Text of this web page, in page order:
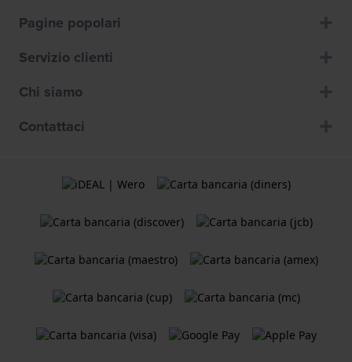
Pagine popolari
Servizio clienti
Chi siamo
Contattaci